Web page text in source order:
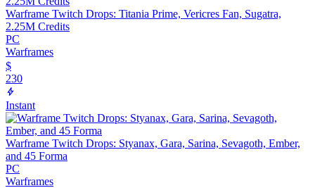
Warframe Twitch Drops: Titania Prime, Vericres Fan, Sugatra,
2.25M Credits
PC
Warframes
$
230
Instant
Warframe Twitch Drops: Styanax, Gara, Sarina, Sevagoth, Ember,
and 45 Forma
PC
Warframes